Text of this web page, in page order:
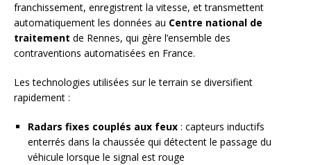
franchissement, enregistrent la vitesse, et transmettent
automatiquement les données au Centre national de
traitement de Rennes, qui gère l’ensemble des
contraventions automatisées en France.
Les technologies utilisées sur le terrain se diversifient
rapidement :
Radars fixes couplés aux feux : capteurs inductifs
enterrés dans la chaussée qui détectent le passage du
véhicule lorsque le signal est rouge